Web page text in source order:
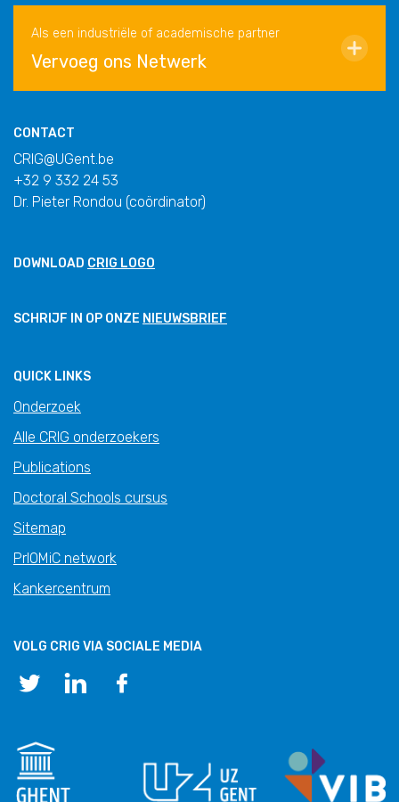
Als een industriële of academische partner
Vervoeg ons Netwerk
CONTACT
CRIG@UGent.be
+32 9 332 24 53
Dr. Pieter Rondou (coördinator)
DOWNLOAD CRIG LOGO
SCHRIJF IN OP ONZE NIEUWSBRIEF
QUICK LINKS
Onderzoek
Alle CRIG onderzoekers
Publications
Doctoral Schools cursus
Sitemap
PrIOMiC network
Kankercentrum
VOLG CRIG VIA SOCIALE MEDIA